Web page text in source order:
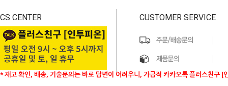
CS CENTER
* 재고 확인, 배송, 기술문의는 바로 답변이 어려우니, 가급적 카카오톡 플러스친구 [
CUSTOMER SERVICE